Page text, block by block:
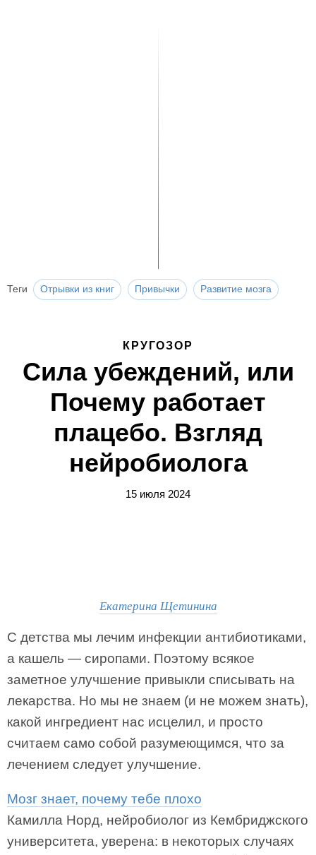
Теги Отрывки из книг Привычки Развитие мозга
КРУГОЗОР
Сила убеждений, или
Почему работает
плацебо. Взгляд
нейробиолога
15 июля 2024
Екатерина Щетинина
С детства мы лечим инфекции антибиотиками,
а кашель — сиропами. Поэтому всякое
заметное улучшение привыкли списывать на
лекарства. Но мы не знаем (и не можем знать),
какой ингредиент нас исцелил, и просто
считаем само собой разумеющимся, что за
лечением следует улучшение.
Мозг знает, почему тебе плохо
Камилла Норд, нейробиолог из Кембриджского
университета, уверена: в некоторых случаях